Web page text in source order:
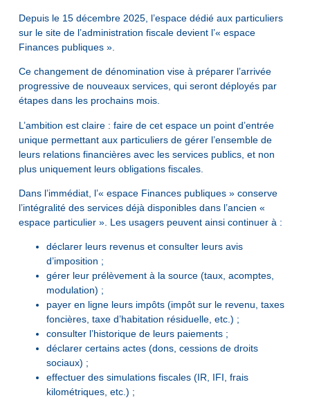
Depuis le 15 décembre 2025, l’espace dédié aux particuliers
sur le site de l’administration fiscale devient l’« espace
Finances publiques ».
Ce changement de dénomination vise à préparer l’arrivée
progressive de nouveaux services, qui seront déployés par
étapes dans les prochains mois.
L’ambition est claire : faire de cet espace un point d’entrée
unique permettant aux particuliers de gérer l’ensemble de
leurs relations financières avec les services publics, et non
plus uniquement leurs obligations fiscales.
Dans l’immédiat, l’« espace Finances publiques » conserve
l’intégralité des services déjà disponibles dans l’ancien «
espace particulier ». Les usagers peuvent ainsi continuer à :
déclarer leurs revenus et consulter leurs avis
d’imposition ;
gérer leur prélèvement à la source (taux, acomptes,
modulation) ;
payer en ligne leurs impôts (impôt sur le revenu, taxes
foncières, taxe d’habitation résiduelle, etc.) ;
consulter l’historique de leurs paiements ;
déclarer certains actes (dons, cessions de droits
sociaux) ;
effectuer des simulations fiscales (IR, IFI, frais
kilométriques, etc.) ;